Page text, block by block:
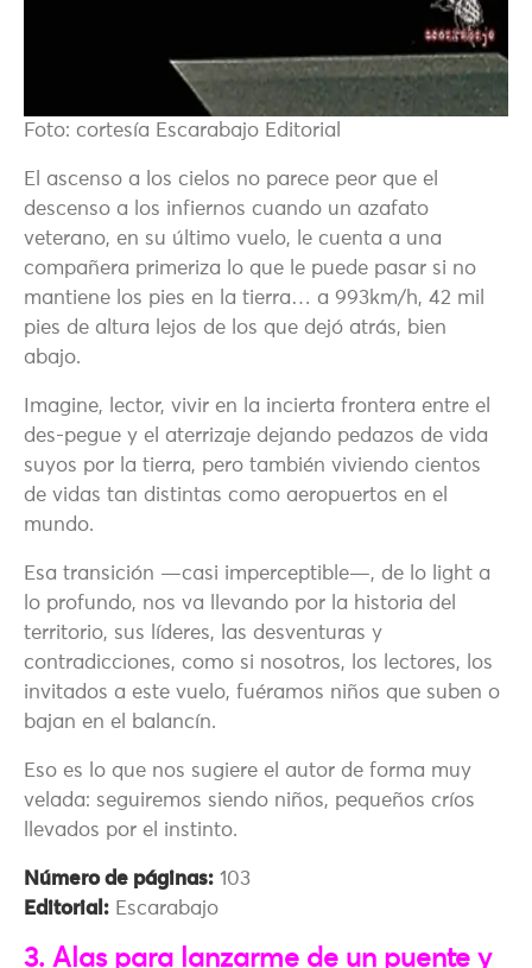
Foto: cortesía Escarabajo Editorial
El ascenso a los cielos no parece peor que el
descenso a los infiernos cuando un azafato
veterano, en su último vuelo, le cuenta a una
compañera primeriza lo que le puede pasar si no
mantiene los pies en la tierra… a 993km/h, 42 mil
pies de altura lejos de los que dejó atrás, bien
abajo.
Imagine, lector, vivir en la incierta frontera entre el
des-pegue y el aterrizaje dejando pedazos de vida
suyos por la tierra, pero también viviendo cientos
de vidas tan distintas como aeropuertos en el
mundo.
Esa transición —casi imperceptible—, de lo light a
lo profundo, nos va llevando por la historia del
territorio, sus líderes, las desventuras y
contradicciones, como si nosotros, los lectores, los
invitados a este vuelo, fuéramos niños que suben o
bajan en el balancín.
Eso es lo que nos sugiere el autor de forma muy
velada: seguiremos siendo niños, pequeños críos
llevados por el instinto.
Número de páginas: 103
Editorial: Escarabajo
3. Alas para lanzarme de un puente y